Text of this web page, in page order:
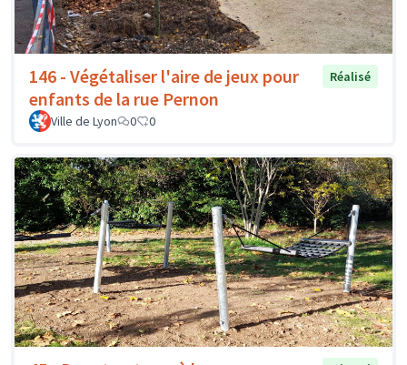
146 - Végétaliser l'aire de jeux pour
enfants de la rue Pernon
Réalisé
Ville de Lyon 0 0